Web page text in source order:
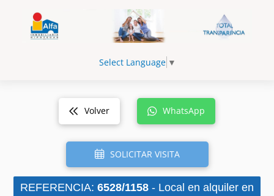
Select Language ▼
Volver WhatsApp
SOLICITAR VISITA
REFERENCIA: 6528/1158 - Local en alquiler en